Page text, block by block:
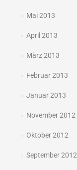
Mai 2013
April 2013
März 2013
Februar 2013
Januar 2013
November 2012
Oktober 2012
September 2012